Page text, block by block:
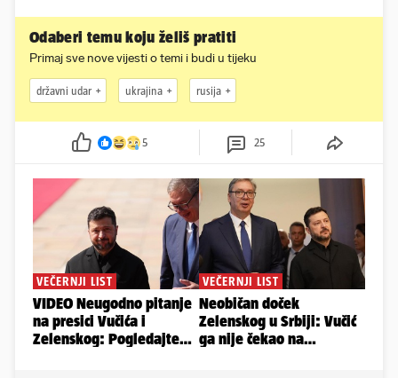
Odaberi temu koju želiš pratiti
Primaj sve nove vijesti o temi i budi u tijeku
državni udar ukrajina rusija
5 25